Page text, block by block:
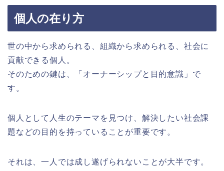
個人の在り方
世の中から求められる、組織から求められる、社会に
貢献できる個人。
そのための鍵は、「オーナーシップと目的意識」で
す。
個人として人生のテーマを見つけ、解決したい社会課
題などの目的を持っていることが重要です。
それは、一人では成し遂げられないことが大半です。